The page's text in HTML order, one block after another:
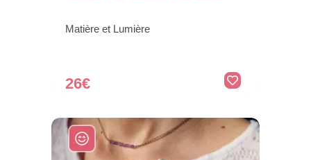
Matière et Lumière
26€